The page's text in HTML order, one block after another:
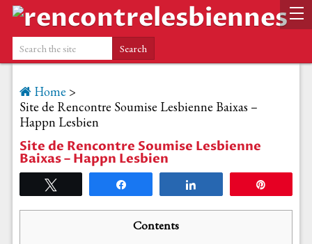
Home >
Site de Rencontre Soumise Lesbienne Baixas –
Happn Lesbien
Site de Rencontre Soumise Lesbienne
Baixas – Happn Lesbien
Contents